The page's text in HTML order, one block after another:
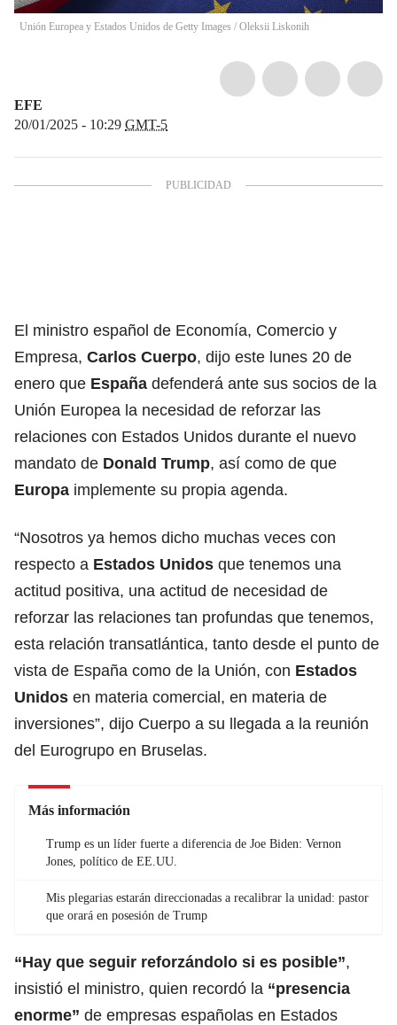
Unión Europea y Estados Unidos de Getty Images / Oleksii Liskonih
EFE
20/01/2025 - 10:29 GMT-5
El ministro español de Economía, Comercio y
Empresa, Carlos Cuerpo, dijo este lunes 20 de
enero que España defenderá ante sus socios de la
Unión Europea la necesidad de reforzar las
relaciones con Estados Unidos durante el nuevo
mandato de Donald Trump, así como de que
Europa implemente su propia agenda.
“Nosotros ya hemos dicho muchas veces con
respecto a Estados Unidos que tenemos una
actitud positiva, una actitud de necesidad de
reforzar las relaciones tan profundas que tenemos,
esta relación transatlántica, tanto desde el punto de
vista de España como de la Unión, con Estados
Unidos en materia comercial, en materia de
inversiones”, dijo Cuerpo a su llegada a la reunión
del Eurogrupo en Bruselas.
Más información
Trump es un líder fuerte a diferencia de Joe Biden: Vernon
Jones, político de EE.UU.
Mis plegarias estarán direccionadas a recalibrar la unidad: pastor
que orará en posesión de Trump
“Hay que seguir reforzándolo si es posible”,
insistió el ministro, quien recordó la “presencia
enorme” de empresas españolas en Estados